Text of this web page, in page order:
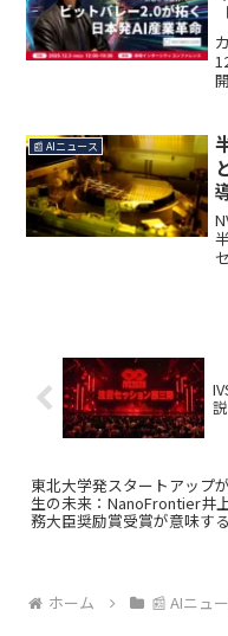
📰 AIニュース
東北大学発スタートアップ
生の未来：NanoFrontier井
務大臣奨励賞受賞が意味す
ホーム 📰 AIニュ